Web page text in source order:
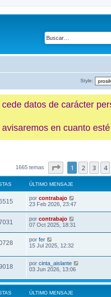
Style:
datos de carácter
avisaremos en cuanto
1665 temas Página de 34
1 2 3 4
ÚLTIMO MENSAJE
por contrabajo
23 Feb 2026, 23:47
por contrabajo
07 Oct 2025, 18:31
por fer
15 Jul 2025, 12:32
por cinta_aislante
03 Jun 2026, 13:06
ÚLTIMO MENSAJE